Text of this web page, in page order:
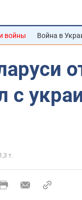
войны Война в
с
1,3 т.